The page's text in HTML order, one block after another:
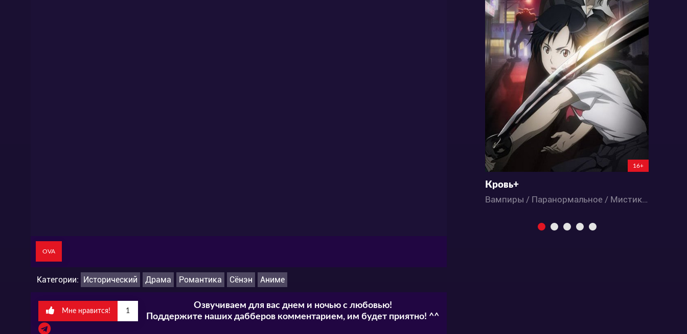
OVA
Категории: Исторический Драма Романтика Сёнэн Аниме
Мне нравится! 1
Озвучиваем для вас днем и ночью с любовью!
Поддержите наших дабберов комментарием, им будет приятно! ^^
16+
Кровь+
Вампиры / Паранормальное / Мистика / Экшен / Драма / Приключения / Сёнэн / Ужасы / Аниме